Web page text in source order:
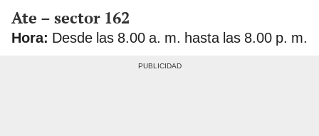
Ate – sector 162
Hora: Desde las 8.00 a. m. hasta las 8.00 p. m.